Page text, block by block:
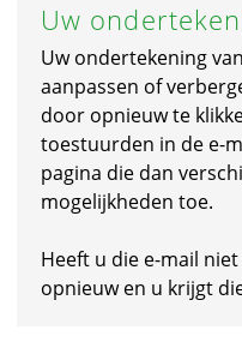
Uw
Uw ondertekening
aanpassen of
door opnieuw te
toestuurden in de e-
pagina die dan
mogelijkheden toe.
Heeft u die e-mail
opnieuw en u krijgt